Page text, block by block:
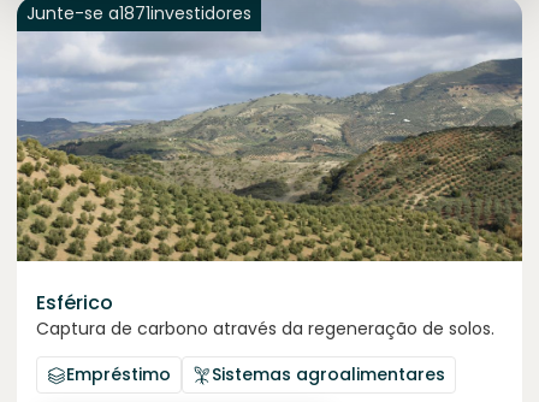
Junte-se a1871investidores
Esférico
Captura de carbono através da regeneração de solos.
Empréstimo
Sistemas agroalimentares